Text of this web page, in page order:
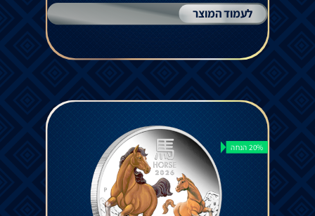
לעמוד המוצר
20% הנחה